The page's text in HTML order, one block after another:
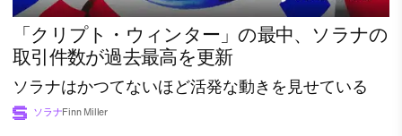
「クリプト・ウィンター」の最中、ソラナの
取引件数が過去最高を更新
ソラナはかつてないほど活発な動きを見せている
ソラナFinn Miller